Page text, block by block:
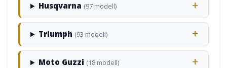
Husqvarna (97 modell)
Triumph (93 modell)
Moto Guzzi (18 modell)